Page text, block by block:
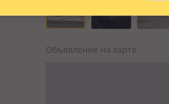
Объявление на карте